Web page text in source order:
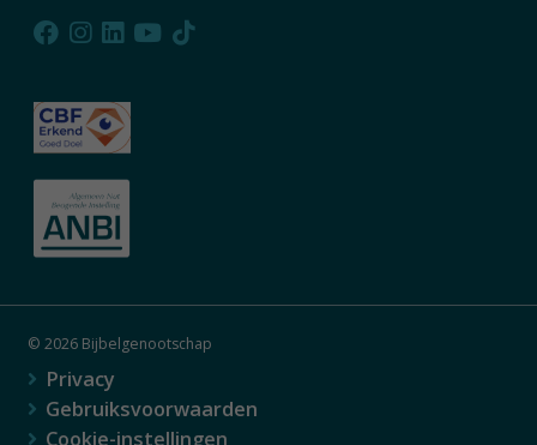
© 2026 Bijbelgenootschap
Privacy
Gebruiksvoorwaarden
Cookie-instellingen